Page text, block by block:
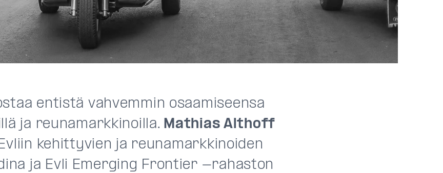
entistä vahvemmin osaamiseensa
ja reunamarkkinoilla. Mathias Althoff
kehittyvien ja reunamarkkinoiden
ja Evli Emerging Frontier -rahaston